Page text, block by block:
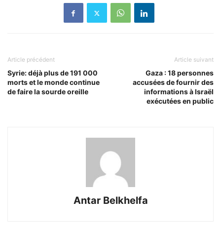
Article précédent
Syrie: déjà plus de 191 000
morts et le monde continue
de faire la sourde oreille
Article suivant
Gaza : 18 personnes
accusées de fournir des
informations à Israël
exécutées en public
Antar Belkhelfa